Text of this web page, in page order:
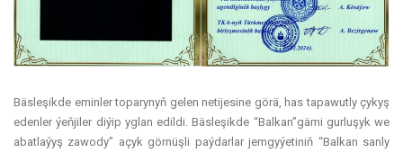
Bäsleşikde eminler toparynyň gelen netijesine görä, has tapawutly çykyş
edenler ýeňjiler diýip yglan edildi. Bäsleşikde “Balkan”gämi gurluşyk we
abatlaýyş zawody” açyk görnüşli paýdarlar jemgyýetiniň “Balkan sanly